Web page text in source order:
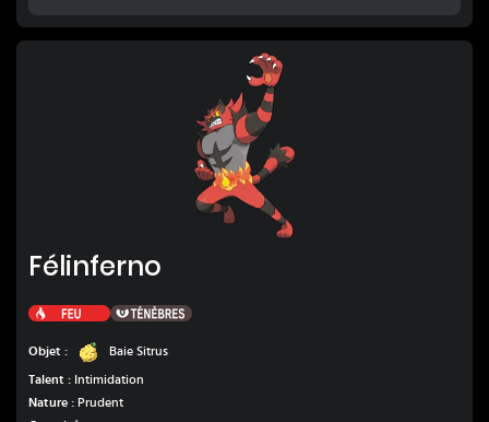
Félinferno
Feu Ténèbres
Objet : Baie Sitrus
Talent : Intimidation
Nature : Prudent